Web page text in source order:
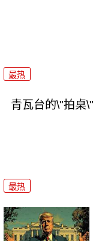
最热
青瓦台的\"拍桌
最热